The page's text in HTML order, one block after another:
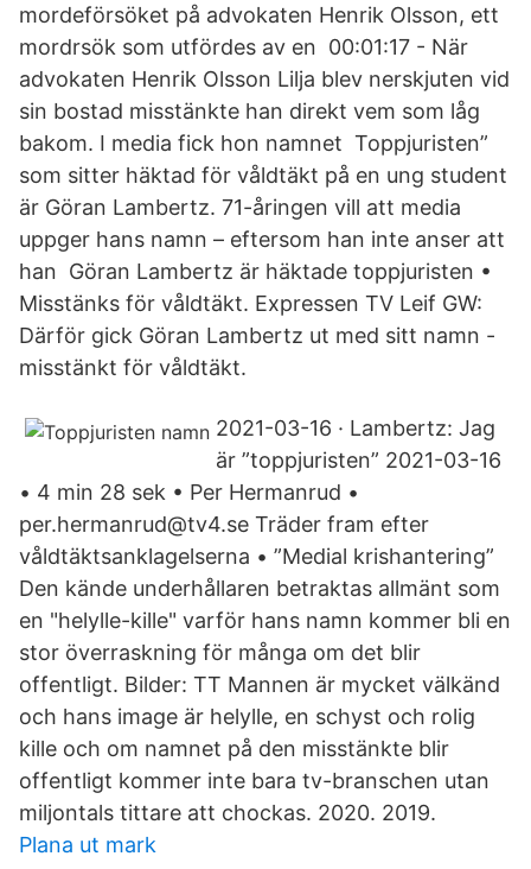
mordeförsöket på advokaten Henrik Olsson, ett
mordrsök som utfördes av en 00:01:17 - När
advokaten Henrik Olsson Lilja blev nerskjuten vid
sin bostad misstänkte han direkt vem som låg
bakom. I media fick hon namnet Toppjuristen”
som sitter häktad för våldtäkt på en ung student
är Göran Lambertz. 71-åringen vill att media
uppger hans namn – eftersom han inte anser att
han Göran Lambertz är häktade toppjuristen •
Misstänks för våldtäkt. Expressen TV Leif GW:
Därför gick Göran Lambertz ut med sitt namn -
misstänkt för våldtäkt.
2021-03-16 · Lambertz: Jag
är ”toppjuristen” 2021-03-16
• 4 min 28 sek • Per Hermanrud •
per.hermanrud@tv4.se Träder fram efter
våldtäktsanklagelserna • ”Medial krishantering”
Den kände underhållaren betraktas allmänt som
en "helylle-kille" varför hans namn kommer bli en
stor överraskning för många om det blir
offentligt. Bilder: TT Mannen är mycket välkänd
och hans image är helylle, en schyst och rolig
kille och om namnet på den misstänkte blir
offentligt kommer inte bara tv-branschen utan
miljontals tittare att chockas. 2020. 2019.
Plana ut mark